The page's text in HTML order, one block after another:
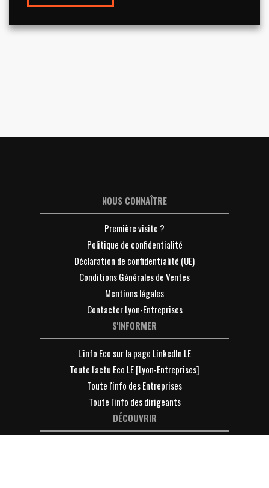
NOUS CONNAÎTRE
Première visite ?
Politique de confidentialité
Déclaration de confidentialité (UE)
Conditions Générales de Ventes
Mentions légales
Contacter Lyon-Entreprises
S'INFORMER
L'info Eco sur la page LinkedIn LE
Toute l'actu Eco LE [Lyon-Entreprises]
Toute l'info des Entreprises
Toute l'info des dirigeants
DÉCOUVRIR